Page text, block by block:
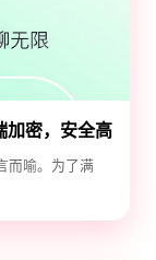
加密，安全高
而喻。为了满